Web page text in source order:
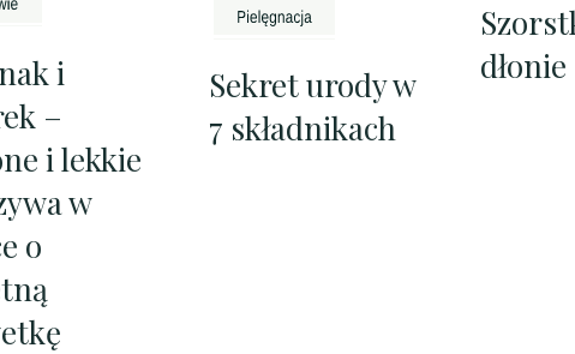
i
–
i lekkie
w
o
Sekret urody w
7 składnikach
dłonie